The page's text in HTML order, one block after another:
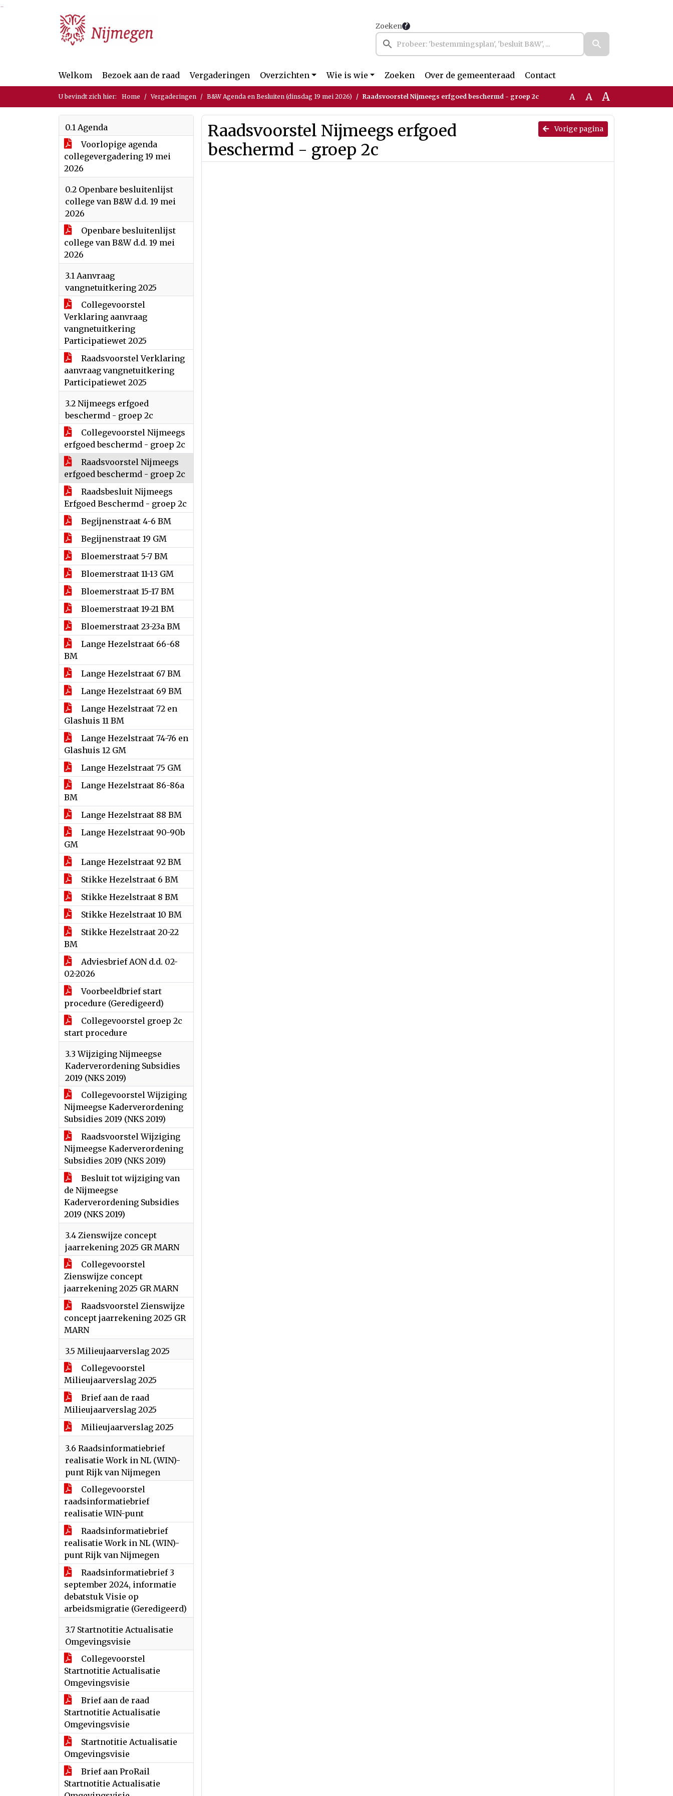
Ga naar de inhoud van deze pagina
Ga naar het zoeken
Ga naar het menu
Zoeken
Welkom Bezoek aan de raad Vergaderingen Overzichten Wie is wie Zoeken Over de gemeenteraad Contact
U bevindt zich hier: Home Vergaderingen B&W Agenda en Besluiten (dinsdag 19 mei 2026) Raadsvoorstel Nijmeegs erfgoed beschermd - groep 2c A A A
0.1 Agenda
Voorlopige agenda
collegevergadering 19 mei
2026
0.2 Openbare besluitenlijst
college van B&W d.d. 19 mei
2026
Openbare besluitenlijst
college van B&W d.d. 19 mei
2026
3.1 Aanvraag
vangnetuitkering 2025
Collegevoorstel
Verklaring aanvraag
vangnetuitkering
Participatiewet 2025
Raadsvoorstel Verklaring
aanvraag vangnetuitkering
Participatiewet 2025
3.2 Nijmeegs erfgoed
beschermd - groep 2c
Collegevoorstel Nijmeegs
erfgoed beschermd - groep 2c
Raadsvoorstel Nijmeegs
erfgoed beschermd - groep 2c
Raadsbesluit Nijmeegs
Erfgoed Beschermd - groep 2c
Begijnenstraat 4-6 BM
Begijnenstraat 19 GM
Bloemerstraat 5-7 BM
Bloemerstraat 11-13 GM
Bloemerstraat 15-17 BM
Bloemerstraat 19-21 BM
Bloemerstraat 23-23a BM
Lange Hezelstraat 66-68
BM
Lange Hezelstraat 67 BM
Lange Hezelstraat 69 BM
Lange Hezelstraat 72 en
Glashuis 11 BM
Lange Hezelstraat 74-76 en
Glashuis 12 GM
Lange Hezelstraat 75 GM
Lange Hezelstraat 86-86a
BM
Lange Hezelstraat 88 BM
Lange Hezelstraat 90-90b
GM
Lange Hezelstraat 92 BM
Stikke Hezelstraat 6 BM
Stikke Hezelstraat 8 BM
Stikke Hezelstraat 10 BM
Stikke Hezelstraat 20-22
BM
Adviesbrief AON d.d. 02-
02-2026
Voorbeeldbrief start
procedure (Geredigeerd)
Collegevoorstel groep 2c
start procedure
3.3 Wijziging Nijmeegse
Kaderverordening Subsidies
2019 (NKS 2019)
Collegevoorstel Wijziging
Nijmeegse Kaderverordening
Subsidies 2019 (NKS 2019)
Raadsvoorstel Wijziging
Nijmeegse Kaderverordening
Subsidies 2019 (NKS 2019)
Besluit tot wijziging van
de Nijmeegse
Kaderverordening Subsidies
2019 (NKS 2019)
3.4 Zienswijze concept
jaarrekening 2025 GR MARN
Collegevoorstel
Zienswijze concept
jaarrekening 2025 GR MARN
Raadsvoorstel Zienswijze
concept jaarrekening 2025 GR
MARN
3.5 Milieujaarverslag 2025
Collegevoorstel
Milieujaarverslag 2025
Brief aan de raad
Milieujaarverslag 2025
Milieujaarverslag 2025
3.6 Raadsinformatiebrief
realisatie Work in NL (WIN)-
punt Rijk van Nijmegen
Collegevoorstel
raadsinformatiebrief
realisatie WIN-punt
Raadsinformatiebrief
realisatie Work in NL (WIN)-
punt Rijk van Nijmegen
Raadsinformatiebrief 3
september 2024, informatie
debatstuk Visie op
arbeidsmigratie (Geredigeerd)
3.7 Startnotitie Actualisatie
Omgevingsvisie
Collegevoorstel
Startnotitie Actualisatie
Omgevingsvisie
Brief aan de raad
Startnotitie Actualisatie
Omgevingsvisie
Startnotitie Actualisatie
Omgevingsvisie
Brief aan ProRail
Startnotitie Actualisatie
Vorige pagina
Raadsvoorstel Nijmeegs erfgoed
beschermd - groep 2c